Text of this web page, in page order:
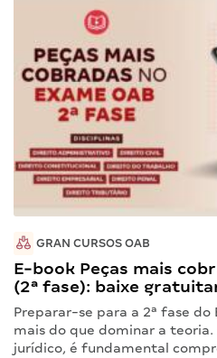
GRAN CURSOS OAB
E-book Peças mais
(2ª fase): baixe
Preparar-se para a 2ª fase do
mais do que dominar a
jurídico, é fundamental